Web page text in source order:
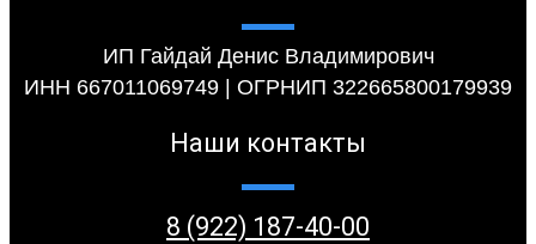
ИП Гайдай Денис Владимирович
ИНН 667011069749 | ОГРНИП 322665800179939
Наши контакты
8 (922) 187-40-00